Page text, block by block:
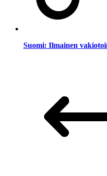
Suomi: Ilmainen